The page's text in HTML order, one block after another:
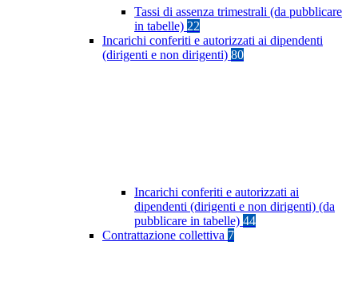
Tassi di assenza trimestrali (da pubblicare
in tabelle) 22
Incarichi conferiti e autorizzati ai dipendenti
(dirigenti e non dirigenti) 80
Incarichi conferiti e autorizzati ai
dipendenti (dirigenti e non dirigenti) (da
pubblicare in tabelle) 44
Contrattazione collettiva 7